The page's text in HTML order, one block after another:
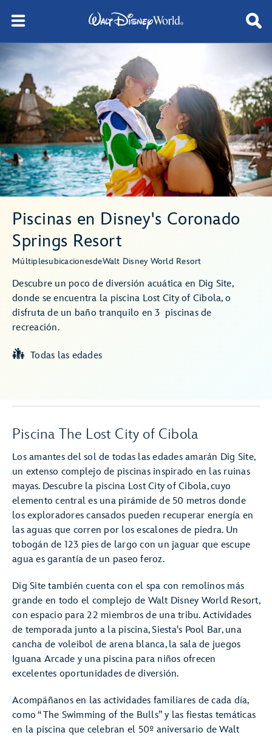
Piscinas en Disney's Coronado
Springs Resort
MúltiplesubicacionesdeWalt Disney World Resort
Descubre un poco de diversión acuática en Dig Site,
donde se encuentra la piscina Lost City of Cibola, o
disfruta de un baño tranquilo en 3 piscinas de
recreación.
Todas las edades
Piscina The Lost City of Cibola
Los amantes del sol de todas las edades amarán Dig Site,
un extenso complejo de piscinas inspirado en las ruinas
mayas. Descubre la piscina Lost City of Cibola, cuyo
elemento central es una pirámide de 50 metros donde
los exploradores cansados ​​pueden recuperar energía en
las aguas que corren por los escalones de piedra. Un
tobogán de 123 pies de largo con un jaguar que escupe
agua es garantía de un paseo feroz.
Dig Site también cuenta con el spa con remolinos más
grande en todo el complejo de Walt Disney World Resort,
con espacio para 22 miembros de una tribu. Actividades
de temporada junto a la piscina, Siesta's Pool Bar, una
cancha de voleibol de arena blanca, la sala de juegos
Iguana Arcade y una piscina para niños ofrecen
excelentes oportunidades de diversión.
Acompáñanos en las actividades familiares de cada día,
como “The Swimming of the Bulls” y las fiestas temáticas
en la piscina que celebran el 50º aniversario de Walt